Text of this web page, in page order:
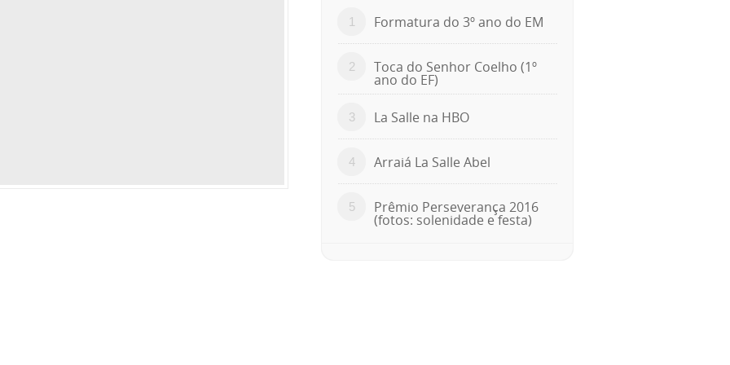
1 Formatura do 3º ano do EM
2 Toca do Senhor Coelho (1º
ano do EF)
3 La Salle na HBO
4 Arraiá La Salle Abel
5 Prêmio Perseverança 2016
(fotos: solenidade e festa)